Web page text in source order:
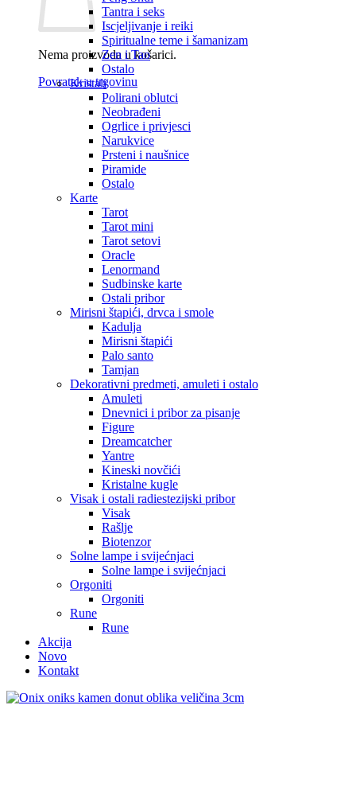
Nema proizvoda u košarici.
Povratak u trgovinu
Tantra i seks
Iscjeljivanje i reiki
Spiritualne teme i šamanizam
Zen i Tao
Ostalo
Kristali
Polirani oblutci
Neobrađeni
Ogrlice i privjesci
Narukvice
Prsteni i naušnice
Piramide
Ostalo
Karte
Tarot
Tarot mini
Tarot setovi
Oracle
Lenormand
Sudbinske karte
Ostali pribor
Mirisni štapići, drvca i smole
Kadulja
Mirisni štapići
Palo santo
Tamjan
Dekorativni predmeti, amuleti i ostalo
Amuleti
Dnevnici i pribor za pisanje
Figure
Dreamcatcher
Yantre
Kineski novčići
Kristalne kugle
Visak i ostali radiestezijski pribor
Visak
Rašlje
Biotenzor
Solne lampe i svijećnjaci
Solne lampe i svijećnjaci
Orgoniti
Orgoniti
Rune
Rune
Akcija
Novo
Kontakt